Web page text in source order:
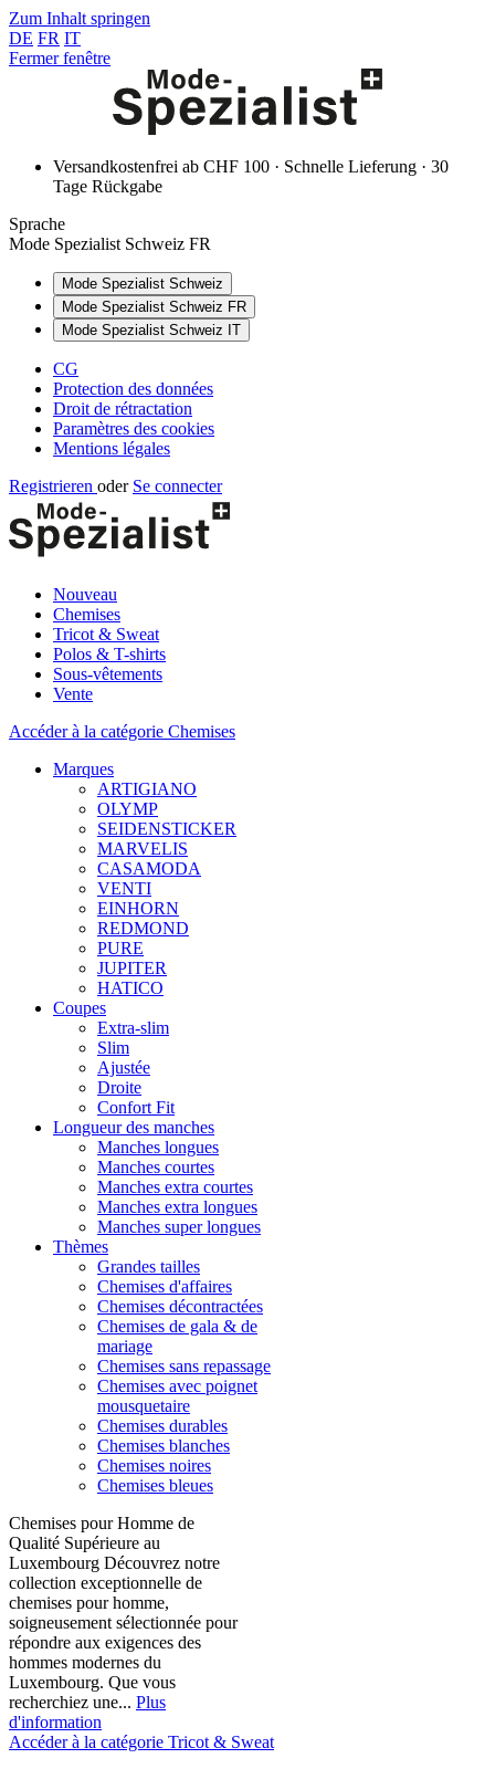
Zum Inhalt springen
DE FR IT
Fermer fenêtre
Versandkostenfrei ab CHF 100 · Schnelle Lieferung · 30
Tage Rückgabe
Sprache
Mode Spezialist Schweiz FR
Mode Spezialist Schweiz
Mode Spezialist Schweiz FR
Mode Spezialist Schweiz IT
CG
Protection des données
Droit de rétractation
Paramètres des cookies
Mentions légales
Registrieren oder Se connecter
Nouveau
Chemises
Tricot & Sweat
Polos & T-shirts
Sous-vêtements
Vente
Accéder à la catégorie Chemises
Marques
ARTIGIANO
OLYMP
SEIDENSTICKER
MARVELIS
CASAMODA
VENTI
EINHORN
REDMOND
PURE
JUPITER
HATICO
Coupes
Extra-slim
Slim
Ajustée
Droite
Confort Fit
Longueur des manches
Manches longues
Manches courtes
Manches extra courtes
Manches extra longues
Manches super longues
Thèmes
Grandes tailles
Chemises d'affaires
Chemises décontractées
Chemises de gala & de
mariage
Chemises sans repassage
Chemises avec poignet
mousquetaire
Chemises durables
Chemises blanches
Chemises noires
Chemises bleues
Chemises pour Homme de
Qualité Supérieure au
Luxembourg Découvrez notre
collection exceptionnelle de
chemises pour homme,
soigneusement sélectionnée pour
répondre aux exigences des
hommes modernes du
Luxembourg. Que vous
recherchiez une... Plus
d'information
Accéder à la catégorie Tricot & Sweat